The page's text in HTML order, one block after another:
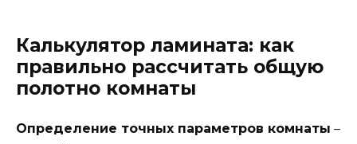
Калькулятор ламината: как
правильно рассчитать общую
полотно комнаты
Определение точных параметров комнаты –